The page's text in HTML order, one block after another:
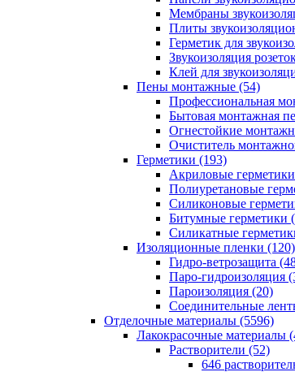
Мембраны
Плиты
Герметик для
Звукоизоляция
Клей для
Пены монтажные (54)
Профессиональная
Бытовая монтажная
Огнестойкие
Очиститель
Герметики (193)
Акриловые
Полиуретановые
Силиконовые
Битумные герметики
Силикатные
Изоляционные пленки (120)
Гидро-ветрозащита
Паро-гидроизоляция
Пароизоляция (20)
Соединительные
Отделочные материалы (5596)
Лакокрасочные материалы
Растворители (52)
646